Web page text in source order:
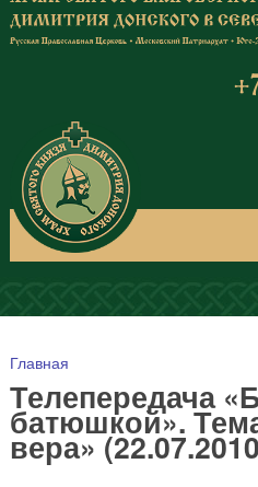
Вы здесь
Главная
Телепередача
батюшкой».
вера»